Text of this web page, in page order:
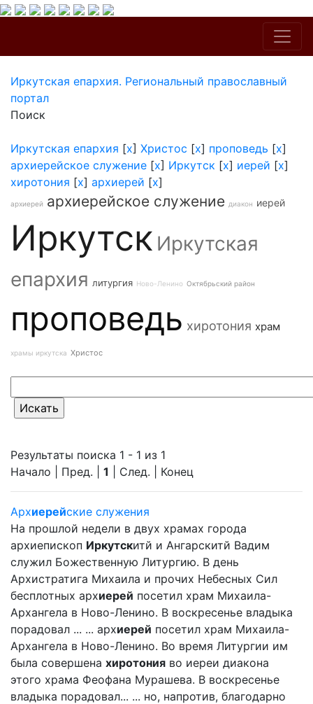
Иркутская епархия. Региональный православный
портал
Поиск
Иркутская епархия [x] Христос [x] проповедь [x]
архиерейское служение [x] Иркутск [x] иерей [x]
хиротония [x] архиерей [x]
архиерей архиерейское служение диакон иерей
Иркутск Иркутская
епархия литургия Ново-Ленино Октябрьский район
проповедь хиротония храм
храмы иркутска Христос
Результаты поиска 1 - 1 из 1
Начало | Пред. | 1 | След. | Конец
Архиерейские служения
На прошлой недели в двух храмах города
архиепископ Иркутскитй и Ангарскитй Вадим
служил Божественную Литургию. В день
Архистратига Михаила и прочих Небесных Сил
бесплотных архиерей посетил храм Михаила-
Архангела в Ново-Ленино. В воскресенье владыка
порадовал ... ... архиерей посетил храм Михаила-
Архангела в Ново-Ленино. Во время Литургии им
была совершена хиротония во иереи диакона
этого храма Феофана Мурашева. В воскресенье
владыка порадовал... ... но, напротив, благодарно